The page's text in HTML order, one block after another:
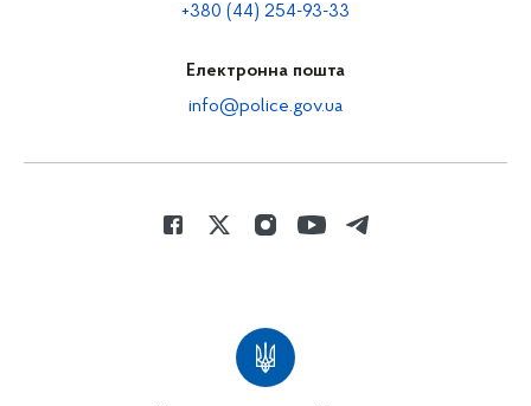
+380 (44) 254-93-33
Електронна пошта
info@police.gov.ua